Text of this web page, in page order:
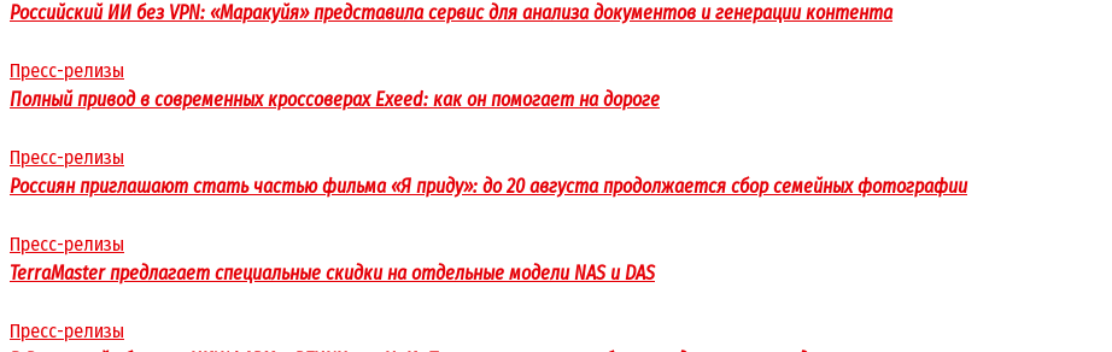
Российский ИИ без VPN: «Маракуйя» представила сервис для анализа документов и генерации контента
Пресс-релизы
Полный привод в современных кроссоверах Exeed: как он помогает на дороге
Пресс-релизы
Россиян приглашают стать частью фильма «Я приду»: до 20 августа продолжается сбор семейных фотографии
Пресс-релизы
TerraMaster предлагает специальные скидки на отдельные модели NAS и DAS
Пресс-релизы